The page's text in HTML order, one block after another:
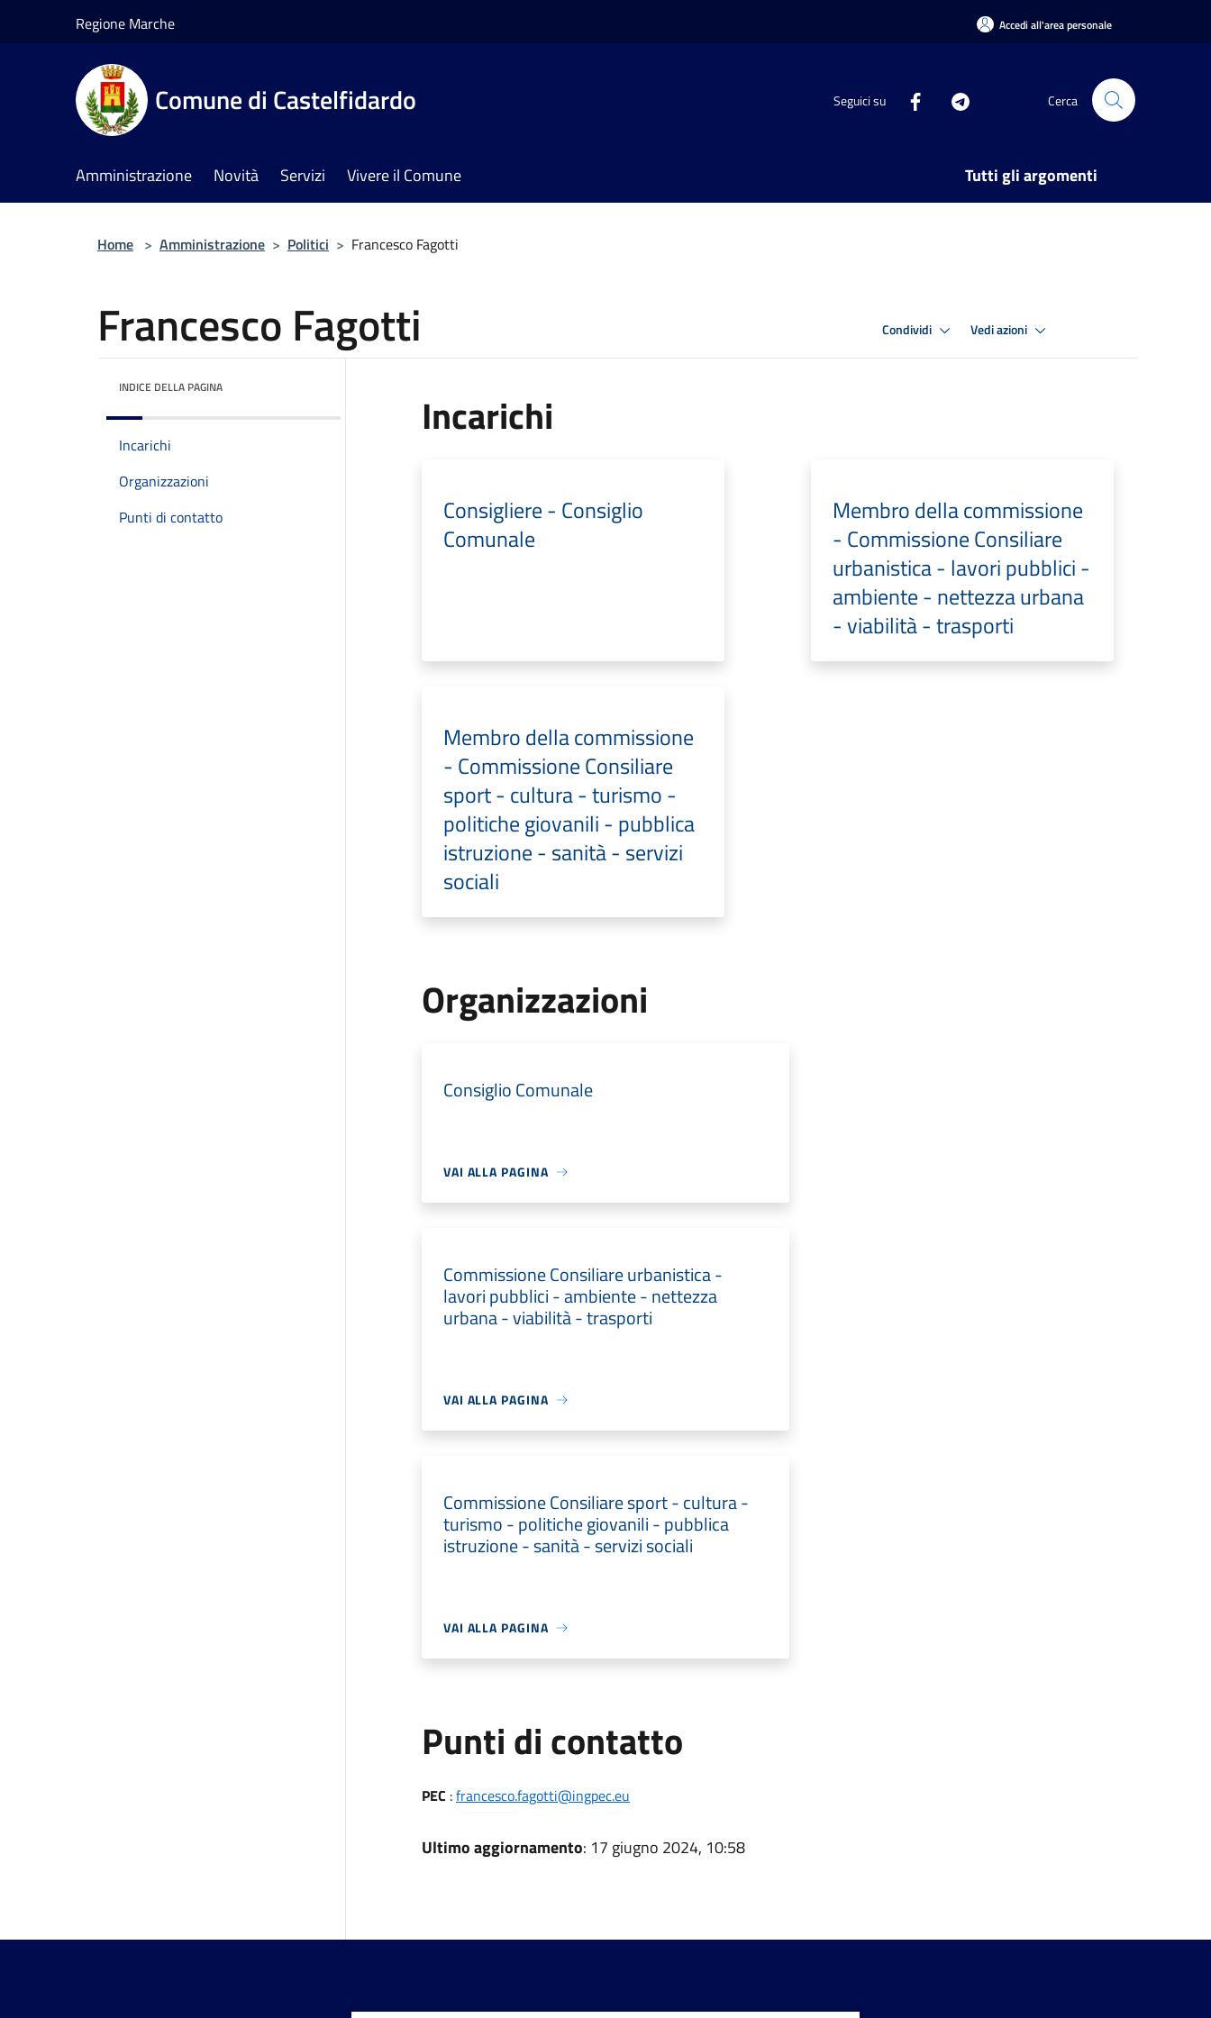
Regione Marche Accedi all'area personale
Comune di Castelfidardo Seguici su Cerca
Amministrazione Novità Servizi Vivere il Comune Tutti gli argomenti
Home > Amministrazione > Politici > Francesco Fagotti
Francesco Fagotti Condividi Vedi azioni
INDICE DELLA PAGINA
Incarichi
Organizzazioni
Punti di contatto
Incarichi
Consigliere - Consiglio
Comunale
Membro della commissione
- Commissione Consiliare
urbanistica - lavori pubblici -
ambiente - nettezza urbana
- viabilità - trasporti
Membro della commissione
- Commissione Consiliare
sport - cultura - turismo -
politiche giovanili - pubblica
istruzione - sanità - servizi
sociali
Organizzazioni
Consiglio Comunale
VAI ALLA PAGINA
Commissione Consiliare urbanistica -
lavori pubblici - ambiente - nettezza
urbana - viabilità - trasporti
VAI ALLA PAGINA
Commissione Consiliare sport - cultura -
turismo - politiche giovanili - pubblica
istruzione - sanità - servizi sociali
VAI ALLA PAGINA
Punti di contatto
PEC :francesco.fagotti@ingpec.eu
Ultimo aggiornamento: 17 giugno 2024, 10:58